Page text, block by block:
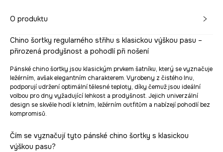
O produktu
Chino šortky regularného střihu s klasickou výškou pasu –
přirozená prodyšnost a pohodlí při nošení
Pánské chino šortky jsou klasickým prvkem šatníku, který se vyznačuje
ležérním, avšak elegantním charakterem. Vyrobeny z čistého lnu,
podporují udržení optimální tělesné teploty, díky čemuž jsou ideální
volbou pro dny vyžadující lehkost a prodyšnost. Jejich univerzální
design se skvěle hodí k letním, ležérním outfitům a nabízejí pohodlí bez
kompromisů.
Čím se vyznačují tyto pánské chino šortky s klasickou
výškou pasu?